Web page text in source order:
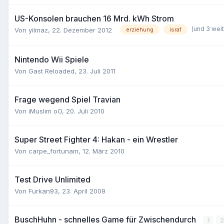
US-Konsolen brauchen 16 Mrd. kWh Strom
Von yilmaz, 22. Dezember 2012 erziehung israf (und 3
Nintendo Wii Spiele
Von Gast Reloaded, 23. Juli 2011
Frage wegend Spiel Travian
Von iMuslim oO, 20. Juli 2010
Super Street Fighter 4: Hakan - ein Wrestler
Von carpe_fortunam, 12. März 2010
Test Drive Unlimited
Von Furkan93, 23. April 2009
BuschHuhn - schnelles Game für Zwischendurch 1 2